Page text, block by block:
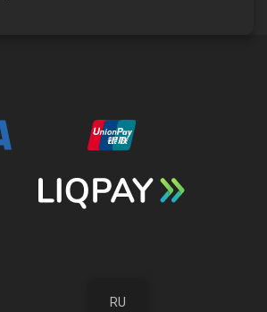
RU